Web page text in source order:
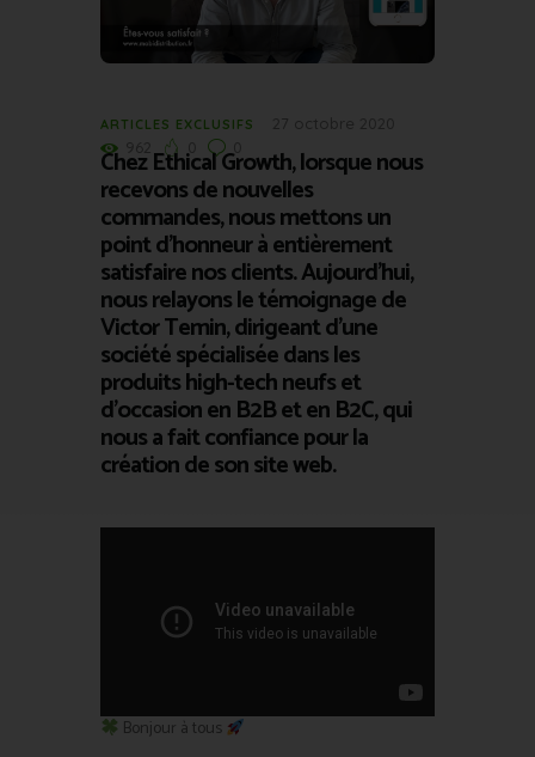
ARTICLES EXCLUSIFS
Chez Ethical Growth, lorsque nous
recevons de nouvelles
commandes, nous mettons un
point d’honneur à entièrement
satisfaire nos clients. Aujourd’hui,
nous relayons le témoignage de
Victor Temin, dirigeant d’une
société spécialisée dans les
produits high-tech neufs et
d’occasion en B2B et en B2C, qui
nous a fait confiance pour la
création de son site web.
Bonjour à tous